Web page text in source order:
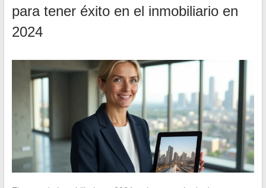
para tener éxito en el inmobiliario en
2024